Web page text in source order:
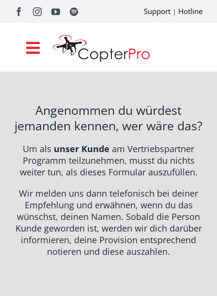
Support | Hotline
Toggle
Navigation
Drohnenförderung
Academy
Referenzen
Service
Einsatzgebiete
Angenommen du würdest
jemanden kennen, wer wäre das?
Um als unser Kunde am Vertriebspartner
Programm teilzunehmen, musst du nichts
weiter tun, als dieses Formular auszufüllen.
Wir melden uns dann telefonisch bei deiner
Empfehlung und erwähnen, wenn du das
wünschst, deinen Namen. Sobald die Person
Kunde geworden ist, werden wir dich darüber
informieren, deine Provision entsprechend
notieren und diese auszahlen.